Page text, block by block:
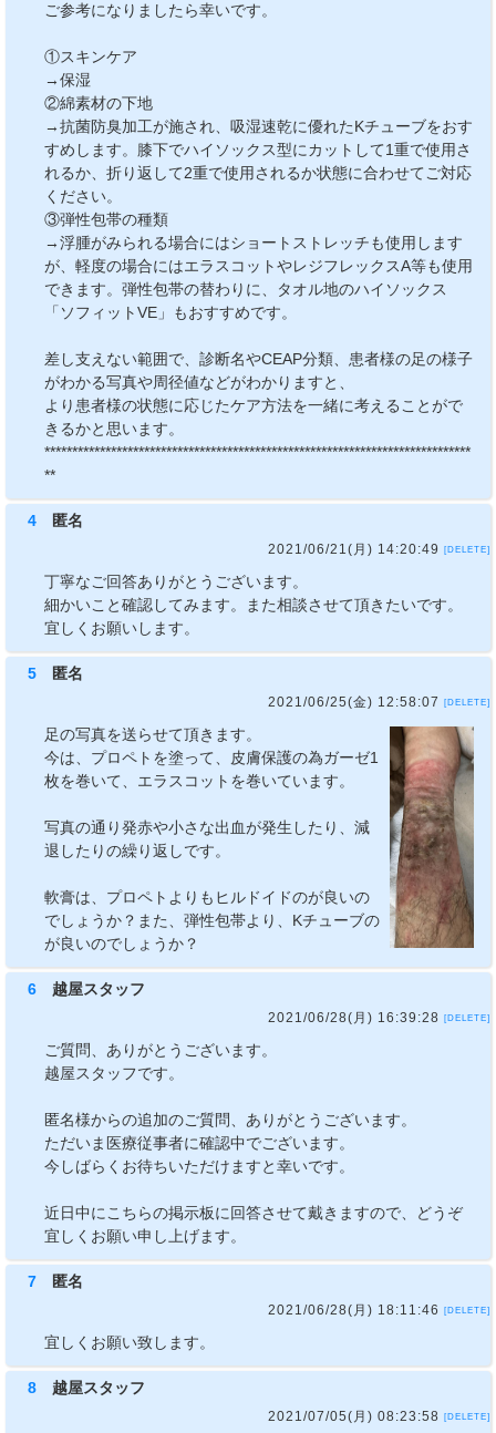
ご参考になりましたら幸いです。
①スキンケア
→保湿
②綿素材の下地
→抗菌防臭加工が施され、吸湿速乾に優れたKチューブをおす
すめします。膝下でハイソックス型にカットして1重で使用さ
れるか、折り返して2重で使用されるか状態に合わせてご対応
ください。
③弾性包帯の種類
→浮腫がみられる場合にはショートストレッチも使用します
が、軽度の場合にはエラスコットやレジフレックスA等も使用
できます。弾性包帯の替わりに、タオル地のハイソックス
「ソフィットVE」もおすすめです。
差し支えない範囲で、診断名やCEAP分類、患者様の足の様子
がわかる写真や周径値などがわかりますと、
より患者様の状態に応じたケア方法を一緒に考えることがで
きるかと思います。
*****************************************************************************
**
4 匿名
2021/06/21(月) 14:20:49 [DELETE]
丁寧なご回答ありがとうございます。
細かいこと確認してみます。また相談させて頂きたいです。
宜しくお願いします。
5 匿名
2021/06/25(金) 12:58:07 [DELETE]
足の写真を送らせて頂きます。
今は、プロペトを塗って、皮膚保護の為ガーゼ1
枚を巻いて、エラスコットを巻いています。
写真の通り発赤や小さな出血が発生したり、減
退したりの繰り返しです。
軟膏は、プロペトよりもヒルドイドのが良いの
でしょうか？また、弾性包帯より、Kチューブの
が良いのでしょうか？
6 越屋スタッフ
2021/06/28(月) 16:39:28 [DELETE]
ご質問、ありがとうございます。
越屋スタッフです。
匿名様からの追加のご質問、ありがとうございます。
ただいま医療従事者に確認中でございます。
今しばらくお待ちいただけますと幸いです。
近日中にこちらの掲示板に回答させて戴きますので、どうぞ
宜しくお願い申し上げます。
7 匿名
2021/06/28(月) 18:11:46 [DELETE]
宜しくお願い致します。
8 越屋スタッフ
2021/07/05(月) 08:23:58 [DELETE]